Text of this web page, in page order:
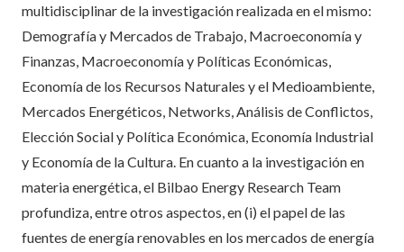
multidisciplinar de la investigación realizada en el mismo:
Demografía y Mercados de Trabajo, Macroeconomía y
Finanzas, Macroeconomía y Políticas Económicas,
Economía de los Recursos Naturales y el Medioambiente,
Mercados Energéticos, Networks, Análisis de Conflictos,
Elección Social y Política Económica, Economía Industrial
y Economía de la Cultura. En cuanto a la investigación en
materia energética, el Bilbao Energy Research Team
profundiza, entre otros aspectos, en (i) el papel de las
fuentes de energía renovables en los mercados de energía